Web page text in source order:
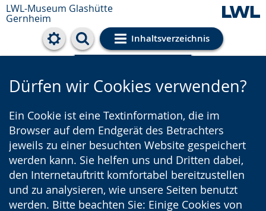
LWL-Museum Glashütte
Gernheim
Inhaltsverzeichnis
Cookie-Einstellungen
Dürfen wir Cookies verwenden?
Ein Cookie ist eine Textinformation, die im
Browser auf dem Endgerät des Betrachters
jeweils zu einer besuchten Website gespeichert
werden kann. Sie helfen uns und Dritten dabei,
den Internetauftritt komfortabel bereitzustellen
und zu analysieren, wie unsere Seiten benutzt
werden. Bitte beachten Sie: Einige Cookies von